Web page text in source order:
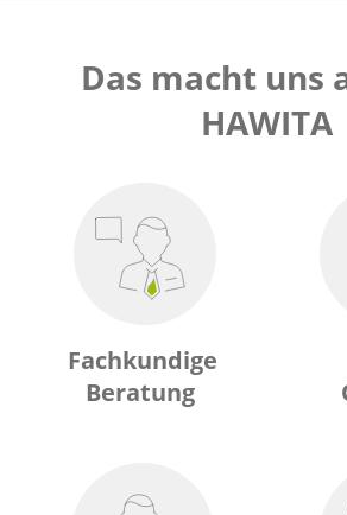
Das macht uns
HAWITA
Fachkundige
Beratung